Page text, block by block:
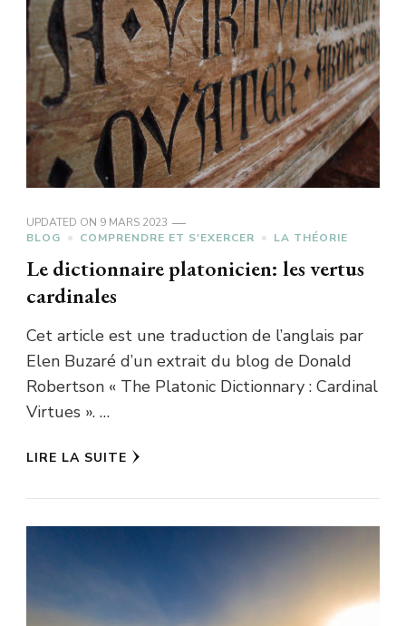
UPDATED ON 9 MARS 2023
BLOG
COMPRENDRE ET S'EXERCER LA THÉORIE
Le dictionnaire platonicien: les vertus
cardinales
Cet article est une traduction de l’anglais par
Elen Buzaré d’un extrait du blog de Donald
Robertson « The Platonic Dictionnary : Cardinal
Virtues ». …
LIRE LA SUITE